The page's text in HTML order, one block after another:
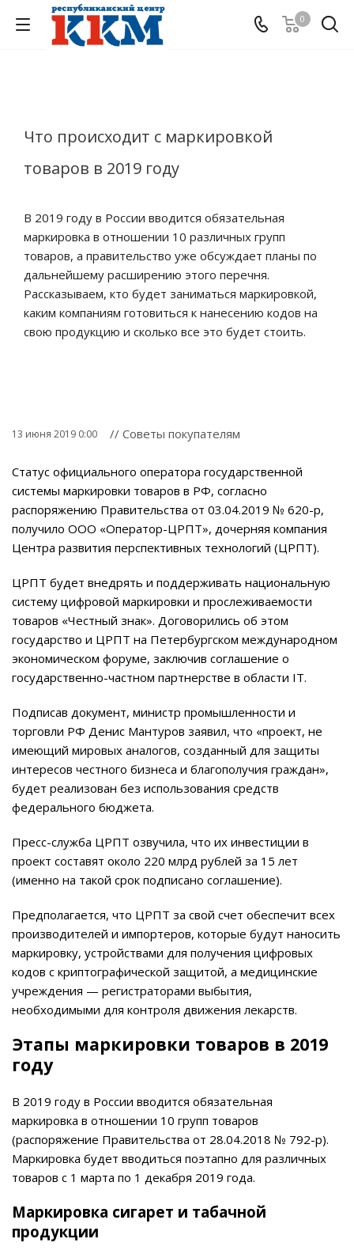
0
Что происходит с маркировкой
товаров в 2019 году
В 2019 году в России вводится обязательная
маркировка в отношении 10 различных групп
товаров, а правительство уже обсуждает планы по
дальнейшему расширению этого перечня.
Рассказываем, кто будет заниматься маркировкой,
каким компаниям готовиться к нанесению кодов на
свою продукцию и сколько все это будет стоить.
13 июня 2019 0:00 // Советы покупателям
Статус официального оператора государственной
системы маркировки товаров в РФ, согласно
распоряжению Правительства от 03.04.2019 № 620-р,
получило ООО «Оператор-ЦРПТ», дочерняя компания
Центра развития перспективных технологий (ЦРПТ).
ЦРПТ будет внедрять и поддерживать национальную
систему цифровой маркировки и прослеживаемости
товаров «Честный знак». Договорились об этом
государство и ЦРПТ на Петербургском международном
экономическом форуме, заключив соглашение о
государственно-частном партнерстве в области IT.
Подписав документ, министр промышленности и
торговли РФ Денис Мантуров заявил, что «проект, не
имеющий мировых аналогов, созданный для защиты
интересов честного бизнеса и благополучия граждан»,
будет реализован без использования средств
федерального бюджета.
Пресс-служба ЦРПТ озвучила, что их инвестиции в
проект составят около 220 млрд рублей за 15 лет
(именно на такой срок подписано соглашение).
Предполагается, что ЦРПТ за свой счет обеспечит всех
производителей и импортеров, которые будут наносить
маркировку, устройствами для получения цифровых
кодов с криптографической защитой, а медицинские
учреждения — регистраторами выбытия,
необходимыми для контроля движения лекарств.
Этапы маркировки товаров в 2019
году
В 2019 году в России вводится обязательная
маркировка в отношении 10 групп товаров
(распоряжение Правительства от 28.04.2018 № 792-р).
Маркировка будет вводиться поэтапно для различных
товаров с 1 марта по 1 декабря 2019 года.
Маркировка сигарет и табачной
продукции